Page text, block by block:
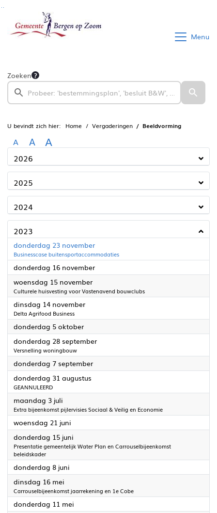
Ga naar de inhoud van deze pagina
Ga naar het zoeken
Ga naar het menu
Menu
Zoeken
U bevindt zich hier: Home Vergaderingen Beeldvorming
A A A
2026
2025
2024
2023
donderdag 23 november2023
Businesscase buitensportaccommodaties
donderdag 16 november2023
woensdag 15 november2023
Culturele huisvesting voor Vastenavend bouwclubs
dinsdag 14 november2023
Delta Agrifood Business
donderdag 5 oktober2023
donderdag 28 september2023
Versnelling woningbouw
donderdag 7 september2023
donderdag 31 augustus
GEANNULEERD
maandag 3 juli
Extra bijeenkomst pijlervisies Sociaal & Veilig en Economie
woensdag 21 juni
donderdag 15 juni
Presentatie gemeentelijk Water Plan en Carrouselbijeenkomst
beleidskader
donderdag 8 juni
dinsdag 16 mei
Carrouselbijeenkomst jaarrekening en 1e Cobe
donderdag 11 mei